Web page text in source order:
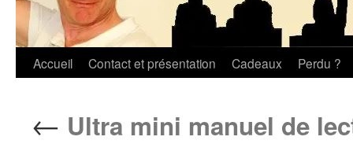
Accueil Contact et présentation Cadeaux Perdu ?
← Ultra mini manuel de